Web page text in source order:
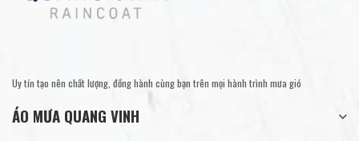
Uy tín tạo nên chất lượng, đồng hành cùng bạn trên mọi hành trình mưa gió
ÁO MƯA QUANG VINH